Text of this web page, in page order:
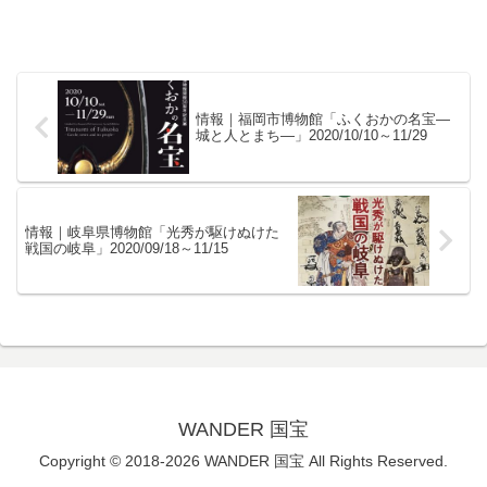
情報｜福岡市博物館「ふくおかの名宝―
城と人とまち―」2020/10/10～11/29
情報｜岐阜県博物館「光秀が駆けぬけた
戦国の岐阜」2020/09/18～11/15
WANDER 国宝
Copyright © 2018-2026 WANDER 国宝 All Rights Reserved.